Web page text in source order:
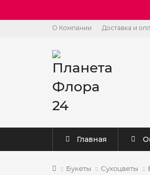
О Компании Доставка и
Главная
Букеты Сухоцветы